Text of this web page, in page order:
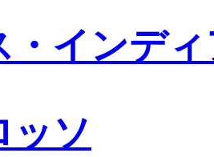
・インデ
ッソ